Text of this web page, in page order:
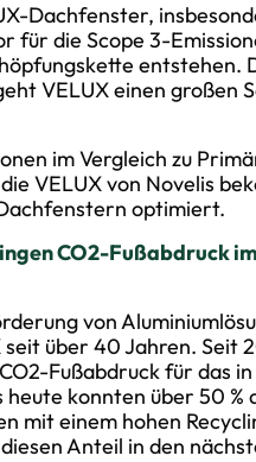
Dachfenster,
für die Scope 3-
entstehen.
VELUX einen großen
im Vergleich zu
VELUX von Novelis
optimiert.
CO2-Fußabdruck
von
über 40 Jahren. Seit
Fußabdruck für das
konnten über 50 %
mit einem hohen
Anteil in den